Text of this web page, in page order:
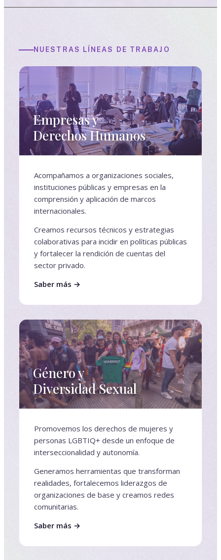
NUESTRAS LÍNEAS DE TRABAJO
Empresas y
Derechos Humanos
Acompañamos a organizaciones sociales,
instituciones públicas y empresas en la
comprensión y aplicación de marcos
internacionales.
Creamos recursos técnicos y estrategias
colaborativas para incidir en políticas públicas
y fortalecer la rendición de cuentas del
sector privado.
Saber más →
Género y
Diversidad Sexual
Promovemos los derechos de mujeres y
personas LGBTIQ+ desde un enfoque de
interseccionalidad y autonomía.
Generamos herramientas que transforman
realidades, fortalecemos liderazgos de
organizaciones de base y creamos redes
comunitarias.
Saber más →